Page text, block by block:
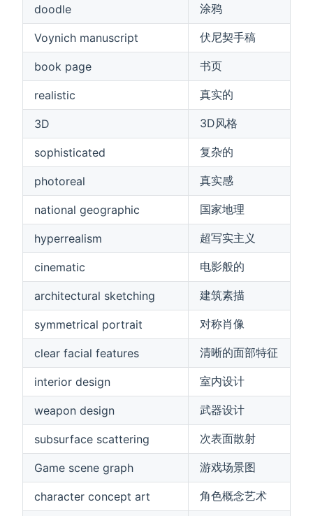
doodle 涂鸦
Voynich manuscript 伏尼契手稿
book page 书页
realistic 真实的
3D 3D风格
sophisticated 复杂的
photoreal 真实感
national geographic 国家地理
hyperrealism 超写实主义
cinematic 电影般的
architectural sketching 建筑素描
symmetrical portrait 对称肖像
clear facial features 清晰的面部特征
interior design 室内设计
weapon design 武器设计
subsurface scattering 次表面散射
Game scene graph 游戏场景图
character concept art 角色概念艺术